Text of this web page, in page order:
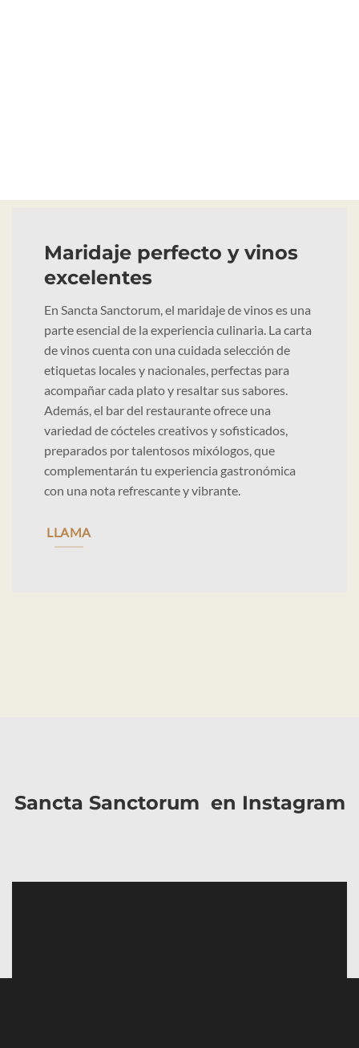
Maridaje perfecto y vinos
excelentes
En Sancta Sanctorum, el maridaje de vinos es una
parte esencial de la experiencia culinaria. La carta
de vinos cuenta con una cuidada selección de
etiquetas locales y nacionales, perfectas para
acompañar cada plato y resaltar sus sabores.
Además, el bar del restaurante ofrece una
variedad de cócteles creativos y sofisticados,
preparados por talentosos mixólogos, que
complementarán tu experiencia gastronómica
con una nota refrescante y vibrante.
LLAMA
Sancta Sanctorum en Instagram